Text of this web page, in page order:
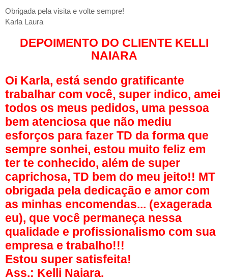
Obrigada pela visita e volte sempre!
Karla Laura
DEPOIMENTO DO CLIENTE KELLI
NAIARA
Oi Karla, está sendo gratificante
trabalhar com você, super indico, amei
todos os meus pedidos, uma pessoa
bem atenciosa que não mediu
esforços para fazer TD da forma que
sempre sonhei, estou muito feliz em
ter te conhecido, além de super
caprichosa, TD bem do meu jeito!! MT
obrigada pela dedicação e amor com
as minhas encomendas... (exagerada
eu), que você permaneça nessa
qualidade e profissionalismo com sua
empresa e trabalho!!!
Estou super satisfeita!
Ass.: Kelli Naiara.